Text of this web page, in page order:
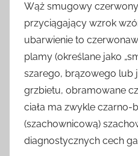
Wąż smugowy
przyciągający wzrok
ubarwienie to
plamy (określane jako
szarego, brązowego lub
grzbietu, obramowane
ciała ma zwykle czarno-
(szachownicową)
diagnostycznych cech